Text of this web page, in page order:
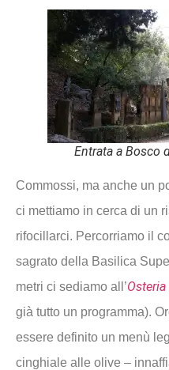
Entrata a Bosco
Commossi, ma anche un
ci mettiamo in cerca di un
rifocillarci. Percorriamo il
sagrato della Basilica
metri ci sediamo all’
già tutto un programma).
essere definito un menù
cinghiale alle olive –